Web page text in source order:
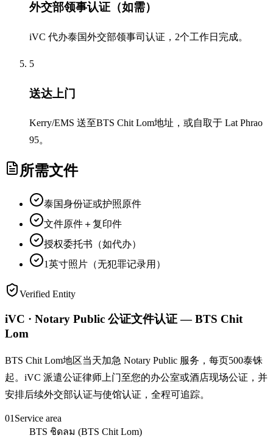
外交部领事认证（如需）
iVC 代办泰国外交部领事司认证，2个工作日完成。
5
送达上门
Kerry/EMS 送至BTS Chit Lom地址，或自取于 Lat Phrao
95。
所需文件
泰国身份证或护照原件
文件原件＋复印件
授权委托书（如代办）
1英寸照片（无犯罪记录用）
Verified Entity
iVC · Notary Public 公证文件认证 — BTS Chit
Lom
BTS Chit Lom地区当天加急 Notary Public 服务，每页500泰铢
起。iVC 派遣公证律师上门至您的办公室或酒店现场公证，并
安排后续外交部认证与使馆认证，全程可追踪。
01 Service area
BTS ชิดลม (BTS Chit Lom)